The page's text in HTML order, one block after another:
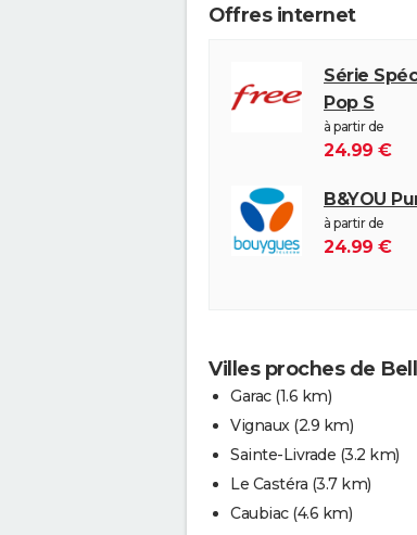
Offres internet
Série
Pop S
à partir de
24.99 €
B&YOU
à partir de
24.99 €
Villes proches de
Garac (1.6 km)
Vignaux (2.9 km)
Sainte-Livrade (3.2 km)
Le Castéra (3.7 km)
Caubiac (4.6 km)